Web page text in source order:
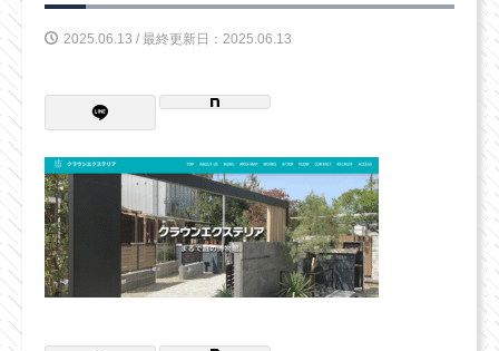
2025.06.13 / 最終更新日：2025.06.13